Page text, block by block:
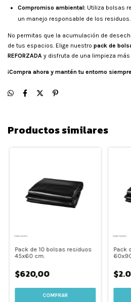
Compromiso ambiental: Utiliza bolsas
un manejo responsable de los residuos.
No permitas que la acumulación de
de tus espacios. Elige nuestro pack de
REFORZADA y disfruta de una limpieza
¡Compra ahora y mantén tu entorno
Productos similares
Pack de 10 bolsas residuos
45x60 cm.
$620,00
Pack